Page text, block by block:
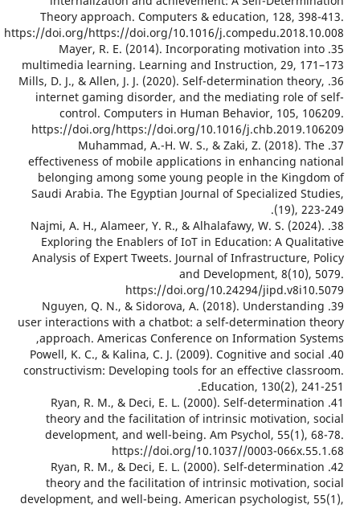
Theory approach. Computers & education, 128,
https://doi.org/https://doi.org/10.1016/
35. Mayer, R. E. (2014). Incorporating motivation
multimedia learning. Learning and Instruction, 29,
36. Mills, D. J., & Allen, J. J. (2020). Self-determination
internet gaming disorder, and the mediating role
control. Computers in Human Behavior, 105,
https://doi.org/https://doi.org/10.1016/
37. Muhammad, A.-H. W. S., & Zaki, Z. (2018).
effectiveness of mobile applications in enhancing
belonging among some young people in the
Saudi Arabia. The Egyptian Journal of Specialized
(19),
38. Najmi, A. H., Alameer, Y. R., & Alhalafawy, W. S.
Exploring the Enablers of IoT in Education: A
Analysis of Expert Tweets. Journal of Infrastructure,
and Development,
https://doi.org/10.24294/
39. Nguyen, Q. N., & Sidorova, A. (2018).
user interactions with a chatbot: a self-determination
approach. Americas Conference on Information
40. Powell, K. C., & Kalina, C. J. (2009). Cognitive and
constructivism: Developing tools for an effective
Education, 130(2),
41. Ryan, R. M., & Deci, E. L. (2000). Self-
theory and the facilitation of intrinsic motivation,
development, and well-being. Am Psychol, 55(1),
https://doi.org/10.1037//0003-
42. Ryan, R. M., & Deci, E. L. (2000). Self-
theory and the facilitation of intrinsic motivation,
development, and well-being. American psychologist,